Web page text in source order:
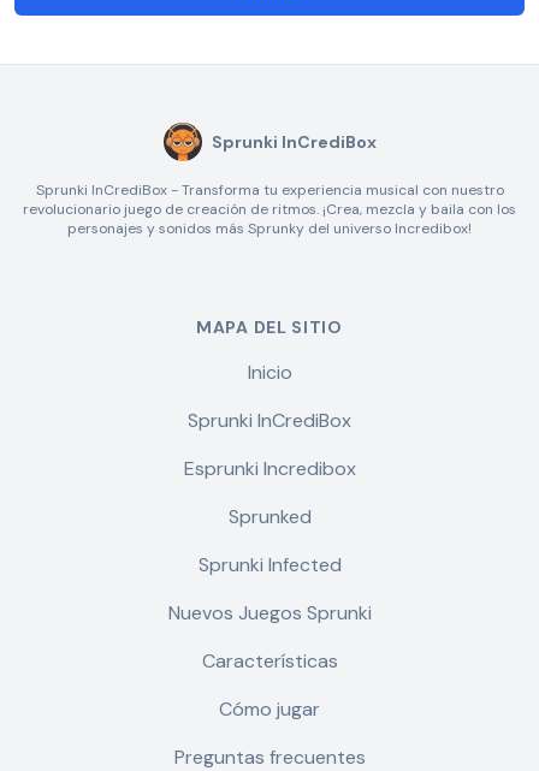
Sprunki InCrediBox
Sprunki InCrediBox - Transforma tu experiencia musical con nuestro
revolucionario juego de creación de ritmos. ¡Crea, mezcla y baila con los
personajes y sonidos más Sprunky del universo Incredibox!
MAPA DEL SITIO
Inicio
Sprunki InCrediBox
Esprunki Incredibox
Sprunked
Sprunki Infected
Nuevos Juegos Sprunki
Características
Cómo jugar
Preguntas frecuentes